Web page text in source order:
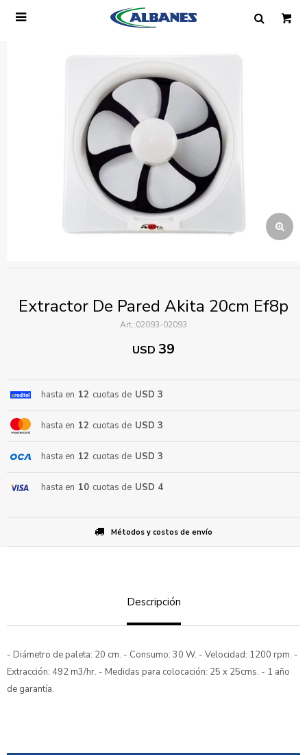

Extractor De Pared Akita 20cm Ef8p
02093-02093
USD 39
hasta en 12 cuotas de USD 3
hasta en 12 cuotas de USD 3
hasta en 12 cuotas de USD 3
hasta en 10 cuotas de USD 4
Métodos y costos de envío
Descripción
- Diámetro de paleta: 20 cm. - Consumo: 30 W. - Velocidad: 1200 rpm. -
Extracción: 492 m3/hr. - Medidas para colocación: 25 x 25cms. - 1 año
de garantía.
Ingresa tus datos y te informaremos cuando
tengamos stock disponible.
Correo electrónico
ENVIAR